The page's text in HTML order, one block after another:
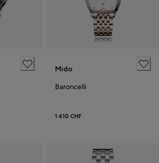
Mido
Baroncelli
1 410 CHF